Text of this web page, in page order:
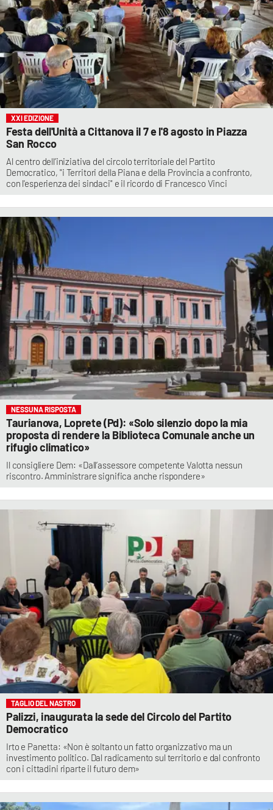
XXI EDIZIONE
Festa dell'Unità a Cittanova il 7 e l'8 agosto in Piazza
San Rocco
Al centro dell’iniziativa del circolo territoriale del Partito
Democratico, "i Territori della Piana e della Provincia a confronto,
con l'esperienza dei sindaci" e il ricordo di Francesco Vinci
NESSUNA RISPOSTA
Taurianova, Loprete (Pd): «Solo silenzio dopo la mia
proposta di rendere la Biblioteca Comunale anche un
rifugio climatico»
Il consigliere Dem: «Dall’assessore competente Valotta nessun
riscontro. Amministrare significa anche rispondere»
TAGLIO DEL NASTRO
Palizzi, inaugurata la sede del Circolo del Partito
Democratico
Irto e Panetta: «Non è soltanto un fatto organizzativo ma un
investimento politico. Dal radicamento sul territorio e dal confronto
con i cittadini riparte il futuro dem»